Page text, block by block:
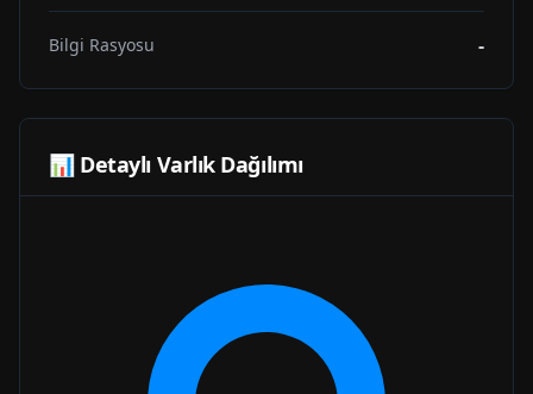
Bilgi Rasyosu -
📊 Detaylı Varlık Dağılımı